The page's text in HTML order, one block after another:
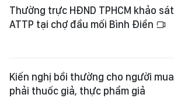
Thường trực HĐND TPHCM khảo sát
ATTP tại chợ đầu mối Bình Điền
Kiến nghị bồi thường cho người mua
phải thuốc giả, thực phẩm giả